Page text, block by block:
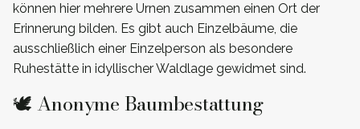
können hier mehrere Urnen zusammen einen Ort der
Erinnerung bilden. Es gibt auch Einzelbäume, die
ausschließlich einer Einzelperson als besondere
Ruhestätte in idyllischer Waldlage gewidmet sind.
🕊️ Anonyme Baumbestattung